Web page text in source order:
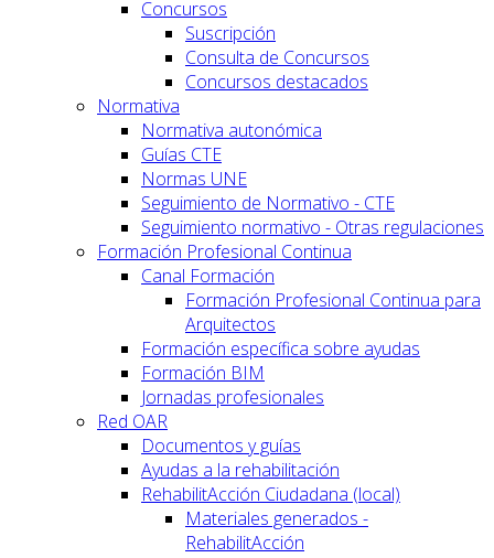
Concursos
Suscripción
Consulta de Concursos
Concursos destacados
Normativa
Normativa autonómica
Guías CTE
Normas UNE
Seguimiento de Normativo - CTE
Seguimiento normativo - Otras regulaciones
Formación Profesional Continua
Canal Formación
Formación Profesional Continua para
Arquitectos
Formación específica sobre ayudas
Formación BIM
Jornadas profesionales
Red OAR
Documentos y guías
Ayudas a la rehabilitación
RehabilitAcción Ciudadana (local)
Materiales generados -
RehabilitAcción